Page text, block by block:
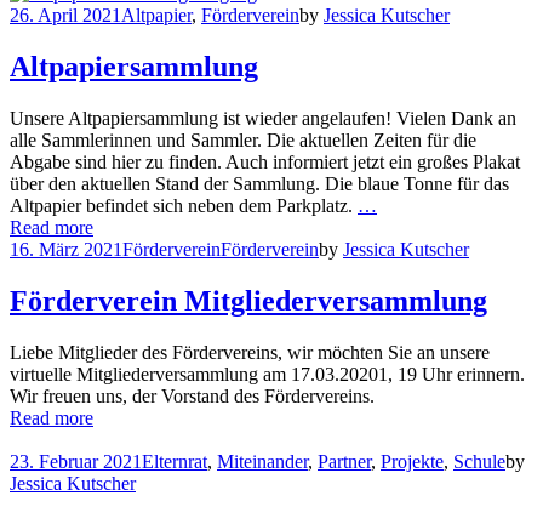
26. April 2021Altpapier, Fördervereinby Jessica Kutscher
Altpapiersammlung
Unsere Altpapiersammlung ist wieder angelaufen! Vielen Dank an
alle Sammlerinnen und Sammler. Die aktuellen Zeiten für die
Abgabe sind hier zu finden. Auch informiert jetzt ein großes Plakat
über den aktuellen Stand der Sammlung. Die blaue Tonne für das
Altpapier befindet sich neben dem Parkplatz. …
Read more
16. März 2021FördervereinFördervereinby Jessica Kutscher
Förderverein Mitgliederversammlung
Liebe Mitglieder des Fördervereins, wir möchten Sie an unsere
virtuelle Mitgliederversammlung am 17.03.20201, 19 Uhr erinnern.
Wir freuen uns, der Vorstand des Fördervereins.
Read more
23. Februar 2021Elternrat, Miteinander, Partner, Projekte, Schuleby
Jessica Kutscher